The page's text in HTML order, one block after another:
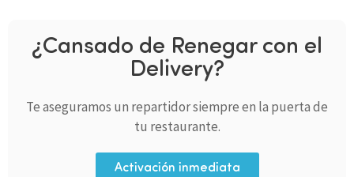
¿Cansado de Renegar con el
Delivery?
Te aseguramos un repartidor siempre en la puerta de
tu restaurante.
Activación inmediata